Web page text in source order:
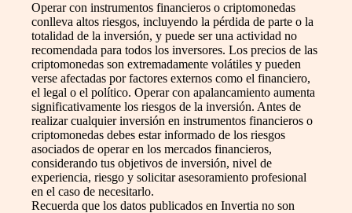
Operar con instrumentos financieros o criptomonedas
conlleva altos riesgos, incluyendo la pérdida de parte o la
totalidad de la inversión, y puede ser una actividad no
recomendada para todos los inversores. Los precios de las
criptomonedas son extremadamente volátiles y pueden
verse afectadas por factores externos como el financiero,
el legal o el político. Operar con apalancamiento aumenta
significativamente los riesgos de la inversión. Antes de
realizar cualquier inversión en instrumentos financieros o
criptomonedas debes estar informado de los riesgos
asociados de operar en los mercados financieros,
considerando tus objetivos de inversión, nivel de
experiencia, riesgo y solicitar asesoramiento profesional
en el caso de necesitarlo.
Recuerda que los datos publicados en Invertia no son